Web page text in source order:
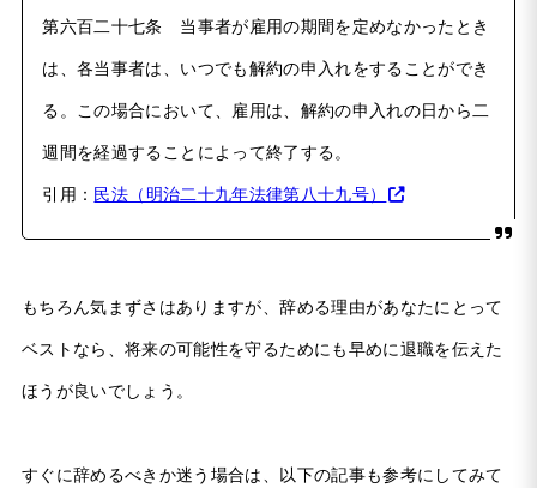
第六百二十七条 当事者が雇用の期間を定めなかったとき
は、各当事者は、いつでも解約の申入れをすることができ
る。この場合において、雇用は、解約の申入れの日から二
週間を経過することによって終了する。
引用： 民法（明治二十九年法律第八十九号）
もちろん気まずさはありますが、辞める理由があなたにとって
ベストなら、将来の可能性を守るためにも早めに退職を伝えた
ほうが良いでしょう。
すぐに辞めるべきか迷う場合は、以下の記事も参考にしてみて